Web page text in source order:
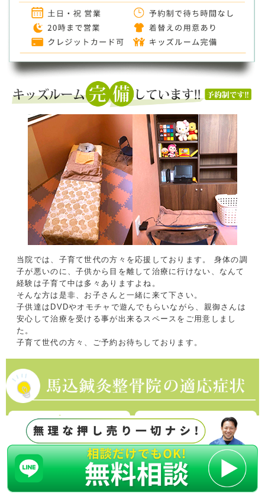
当院では、子育て世代の方々を応援しております。
身体の調
子が悪いのに、子供から目を離して治療に行けない、なんて
経験は子育て中は多々ありますよね。
そんな方は是非、お子さんと一緒に来て下さい。
子供達はDVDやオモチャで遊んでもらいながら、親御さんは
安心して治療を受ける事が出来るスペースをご用意しまし
た。
子育て世代の方々、ご予約お待ちしております。